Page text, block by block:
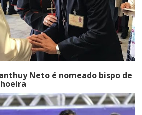
Neto é nomeado bispo de